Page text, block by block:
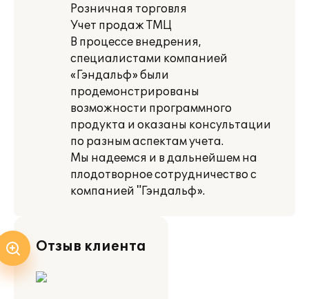
Розничная торговля
Учет продаж ТМЦ
В процессе внедрения,
специалистами компанией
«Гэндальф» были
продемонстрированы
возможности программного
продукта и оказаны консультации
по разным аспектам учета.
Мы надеемся и в дальнейшем на
плодотворное сотрудничество с
компанией "Гэндальф».
Отзыв клиента